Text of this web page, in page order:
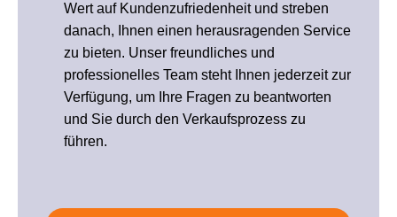
Wert auf Kundenzufriedenheit und streben
danach, Ihnen einen herausragenden Service
zu bieten. Unser freundliches und
professionelles Team steht Ihnen jederzeit zur
Verfügung, um Ihre Fragen zu beantworten
und Sie durch den Verkaufsprozess zu
führen.